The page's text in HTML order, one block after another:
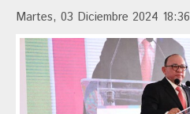
Martes, 03 Diciembre 2024 18:36